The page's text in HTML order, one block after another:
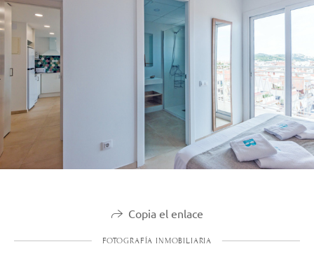
Copia el enlace
FOTOGRAFÍA INMOBILIARIA